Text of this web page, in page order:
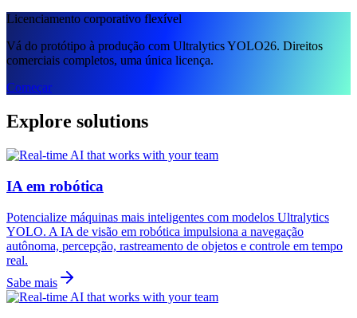
Licenciamento corporativo flexível
Vá do protótipo à produção com Ultralytics YOLO26. Direitos
comerciais completos, uma única licença.
Começar
Explore solutions
IA em robótica
Potencialize máquinas mais inteligentes com modelos Ultralytics
YOLO. A IA de visão em robótica impulsiona a navegação
autônoma, percepção, rastreamento de objetos e controle em tempo
real.
Sabe mais